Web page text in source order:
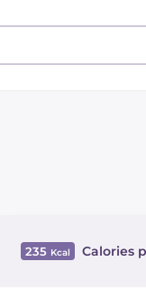
235 Calories